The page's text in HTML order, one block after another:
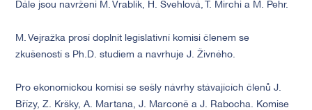
Dále jsou navrženi M. Vrablík, H. Švehlová, T. Mirchi a M. Pehr.
M. Vejražka prosí doplnit legislativní komisi členem se
zkušeností s Ph.D. studiem a navrhuje J. Živného.
Pro ekonomickou komisi se sešly návrhy stávajících členů J.
Břízy, Z. Kršky, A. Martana, J. Marconě a J. Rabocha. Komise